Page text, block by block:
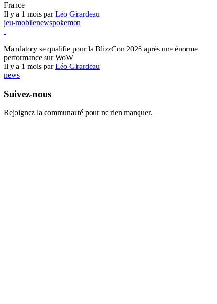
France
Il y a 1 mois parLéo Girardeau
jeu-mobilenewspokemon
Mandatory se qualifie pour la BlizzCon 2026 après une énorme
performance sur WoW
Il y a 1 mois parLéo Girardeau
news
Suivez-nous
Rejoignez la communauté pour ne rien manquer.